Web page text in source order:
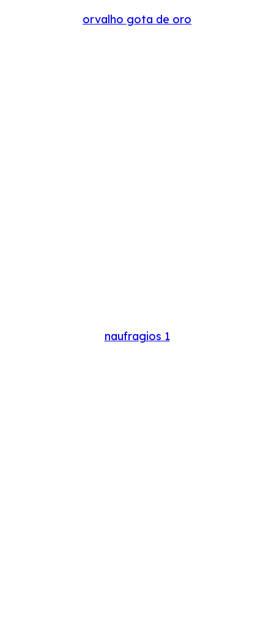
orvalho gota de oro
naufragios 1